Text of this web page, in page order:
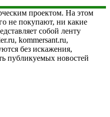
проектом. На этом
не покупают, ни какие
собой ленту
kommersant.ru,
без искажения,
публикуемых новостей